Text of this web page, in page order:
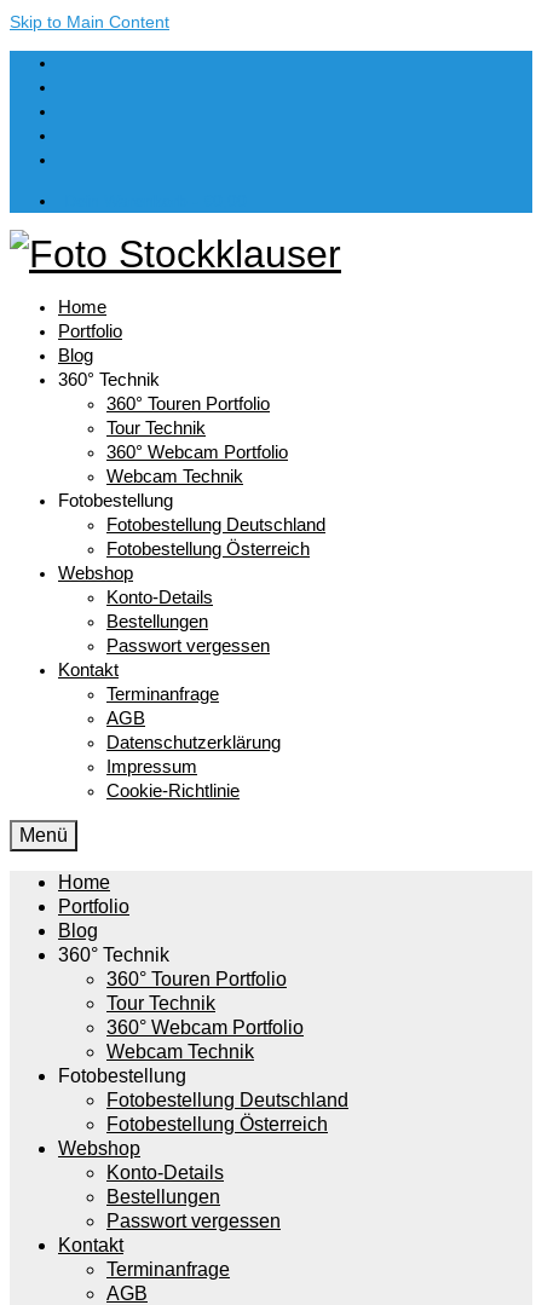
Skip to Main Content
Home
Portfolio
Blog
360° Technik
360° Touren Portfolio
Tour Technik
360° Webcam Portfolio
Webcam Technik
Fotobestellung
Fotobestellung Deutschland
Fotobestellung Österreich
Webshop
Konto-Details
Bestellungen
Passwort vergessen
Kontakt
Terminanfrage
AGB
Datenschutzerklärung
Impressum
Cookie-Richtlinie
Menü
Home
Portfolio
Blog
360° Technik
360° Touren Portfolio
Tour Technik
360° Webcam Portfolio
Webcam Technik
Fotobestellung
Fotobestellung Deutschland
Fotobestellung Österreich
Webshop
Konto-Details
Bestellungen
Passwort vergessen
Kontakt
Terminanfrage
AGB